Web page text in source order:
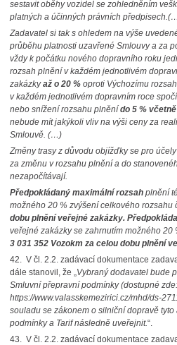
sestavit oběhy vozidel se zohledněním
platných a účinných právních
Zadavatel si tak s ohledem na výše
průběhu platnosti uzavřené Smlouvy a za
vždy k počátku nového dopravního roku
rozsah plnění v každém jednotlivém
zakázkyaž o 20 % oproti Výchozímu
v každém jednotlivém dopravním roce
nebo snížení rozsahu plnění do 5 % včetně
nebude mít jakýkoli vliv na výši ceny za
Smlouvě. (…)
Změny trasy z důvodu objížďky se pro
za změnu v rozsahu plnění a do
nezapočítávají.
Předpokládaný maximální rozsah plnění
možného 20 % zvýšení celkového rozsahu
dobu plnění veřejné zakázky.
veřejné zakázky se zahrnutím možného
3 031 352 Vozokm za celou dobu plnění
42. V čl. 2.2. zadávací dokumentace
dále stanovil, že „Vybraný dodavatel bude
Smluvní přepravní podmínky (dostupné zde:
https://www.valasskemezirici.cz/mhd/ds-
souladu se zákonem o silniční dopravě
podmínky a Tarif následně uveřejnit.“.
43. V čl. 2.2. zadávací dokumentace